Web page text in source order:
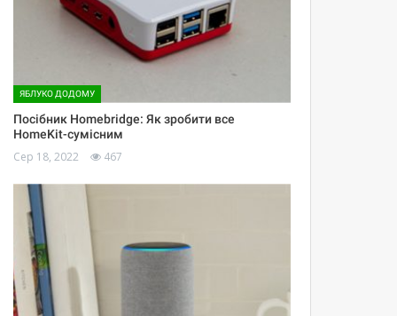
ЯБЛУКО ДОДОМУ
Посібник Homebridge: Як зробити все
HomeKit-сумісним
Сер 18, 2022 467